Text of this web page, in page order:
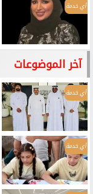
أي خدمة
آخر الموضوعات
أي خدمة
أي خدمة